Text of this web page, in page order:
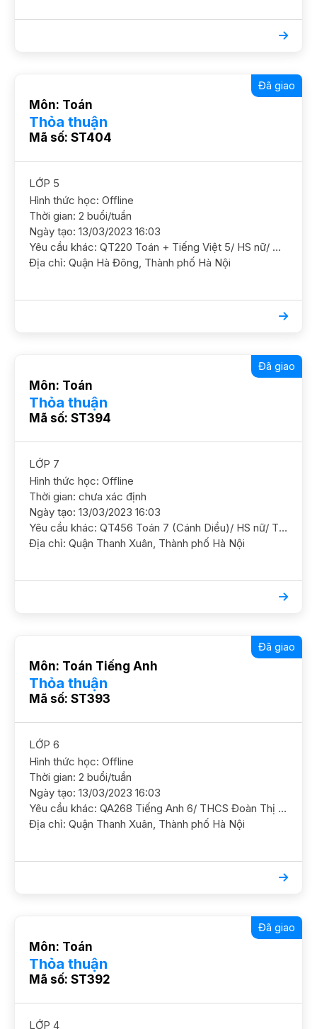
Môn: Toán
Thỏa thuận
Mã số: ST404
Đã giao
LỚP 5
Hình thức học: Offline
Thời gian: 2 buổi/tuần
Ngày tạo: 13/03/2023 16:03
Yêu cầu khác: QT220 Toán + Tiếng Việt 5/ HS nữ/ HL Khá Cần GS ôn luyện chắc kiến thức và nâng cao thêm. Mục tiêu thi CLC GS nữ, có KN ĐC Mỗ Lao, Hà Đông
Địa chỉ: Quận Hà Đông, Thành phố Hà Nội
Môn: Toán
Thỏa thuận
Mã số: ST394
Đã giao
LỚP 7
Hình thức học: Offline
Thời gian: chưa xác định
Ngày tạo: 13/03/2023 16:03
Yêu cầu khác: QT456 Toán 7 (Cánh Diều)/ HS nữ/ THCS Nguyễn Trường Tộ/ Cần học chắc cơ bản và ôn luyện kiến thức GS nữ, ĐC Định Công Thượng (gần cầu Lủ) Học phí 160 - 180k/b/2h
Địa chỉ: Quận Thanh Xuân, Thành phố Hà Nội
Môn: Toán Tiếng Anh
Thỏa thuận
Mã số: ST393
Đã giao
LỚP 6
Hình thức học: Offline
Thời gian: 2 buổi/tuần
Ngày tạo: 13/03/2023 16:03
Yêu cầu khác: QA268 Tiếng Anh 6/ THCS Đoàn Thị Điểm/ HS nữ/ HL TB HS đang yếu ngữ pháp, cần GS hỗ trợ luyện thêm GS nữ ( HS học giáo trình Discovery và giáo trình On Screen của trường) ĐC 31 Lê Văn Lương, P. Nhân Chính, Thanh Xuân Học phí 160k/b/1,5h
Địa chỉ: Quận Thanh Xuân, Thành phố Hà Nội
Môn: Toán
Thỏa thuận
Mã số: ST392
Đã giao
LỚP 4